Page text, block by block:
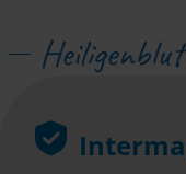
Heiligenblut